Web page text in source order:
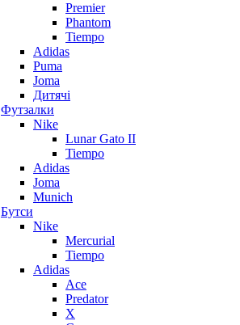
Premier
Phantom
Tiempo
Adidas
Puma
Joma
Дитячі
Футзалки
Nike
Lunar Gato II
Tiempo
Adidas
Joma
Munich
Бутси
Nike
Mercurial
Tiempo
Adidas
Ace
Predator
X